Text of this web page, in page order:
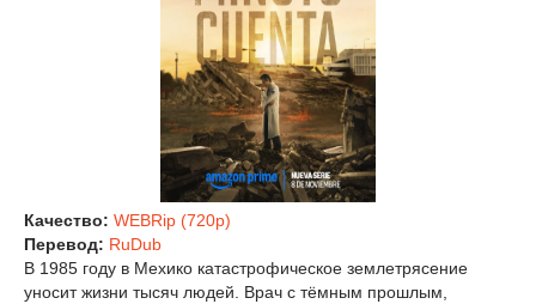
Качество: WEBRip (720p)
Перевод: RuDub
В 1985 году в Мехико катастрофическое землетрясение
уносит жизни тысяч людей. Врач с тёмным прошлым,